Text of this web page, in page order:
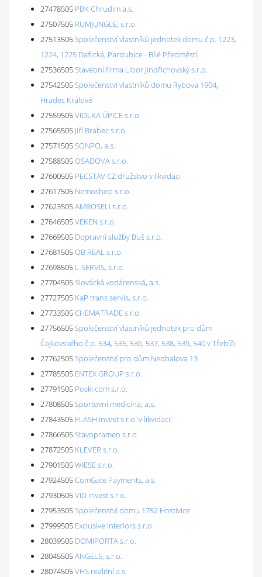
27478505 PBK Chrudim a.s.
27507505 RUMJUNGLE, s.r.o.
27513505Společenství vlastníků jednotek domu č.p. 1223,
1224, 1225 Dašická, Pardubice - Bílé Předměstí
27536505Stavební firma Libor Jindřichovský s.r.o.
27542505Společenství vlastníků domu Rybova 1904,
Hradec Králové
27559505VIOLKA ÚPICE s.r.o.
27565505 Jiří Brabec s.r.o.
27571505SONPO, a.s.
27588505OSADOVA s.r.o.
27600505 PECSTAV CZ družstvo v likvidaci
27617505 Nemoshop s.r.o.
27623505AMBOSELI s.r.o.
27646505VEKEN s.r.o.
27669505 Dopravní služby Buš s.r.o.
27681505OB REAL s.r.o.
27698505 L-SERVIS, s.r.o.
27704505Slovácká vodárenská, a.s.
27727505 KaP trans servis, s.r.o.
27733505CHEMATRADE s.r.o.
27756505Společenství vlastníků jednotek pro dům
Čajkovského č.p. 534, 535, 536, 537, 538, 539, 540 v Třebíči
27762505Společenství pro dům Nedbalova 13
27785505 ENTEX GROUP s.r.o.
27791505 Poski.com s.r.o.
27808505Sportovní medicína, a.s.
27843505 FLASH Invest s.r.o.'v likvidaci'
27866505Stavopramen s.r.o.
27872505 KLEVER s.r.o.
27901505WIESE s.r.o.
27924505ComGate Payments, a.s.
27930505VID invest s.r.o.
27953505Společenství domu 1752 Hostivice
27999505 Exclusive Interiors s.r.o.
28039505 DOMIPORTA s.r.o.
28045505ANGEL5, s.r.o.
28074505VHS realitní a.s.